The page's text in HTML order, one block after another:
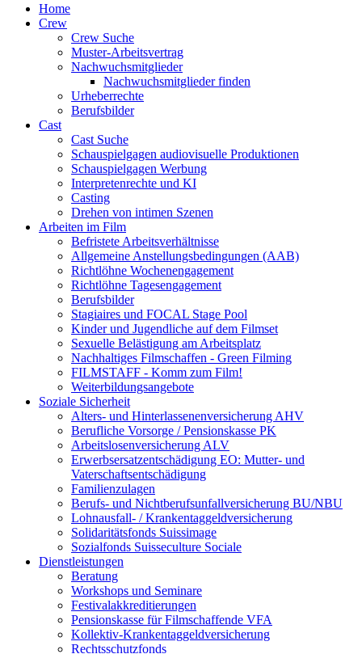
Home
Crew
Crew Suche
Muster-Arbeitsvertrag
Nachwuchsmitglieder
Nachwuchsmitglieder finden
Urheberrechte
Berufsbilder
Cast
Cast Suche
Schauspielgagen audiovisuelle Produktionen
Schauspielgagen Werbung
Interpretenrechte und KI
Casting
Drehen von intimen Szenen
Arbeiten im Film
Befristete Arbeitsverhältnisse
Allgemeine Anstellungsbedingungen (AAB)
Richtlöhne Wochenengagement
Richtlöhne Tagesengagement
Berufsbilder
Stagiaires und FOCAL Stage Pool
Kinder und Jugendliche auf dem Filmset
Sexuelle Belästigung am Arbeitsplatz
Nachhaltiges Filmschaffen - Green Filming
FILMSTAFF - Komm zum Film!
Weiterbildungsangebote
Soziale Sicherheit
Alters- und Hinterlassenenversicherung AHV
Berufliche Vorsorge / Pensionskasse PK
Arbeitslosenversicherung ALV
Erwerbsersatzentschädigung EO: Mutter- und
Vaterschaftsentschädigung
Familienzulagen
Berufs- und Nichtberufsunfallversicherung BU/NBU
Lohnausfall- / Krankentaggeldversicherung
Solidaritätsfonds Suissimage
Sozialfonds Suisseculture Sociale
Dienstleistungen
Beratung
Workshops und Seminare
Festivalakkreditierungen
Pensionskasse für Filmschaffende VFA
Kollektiv-Krankentaggeldversicherung
Rechtsschutzfonds